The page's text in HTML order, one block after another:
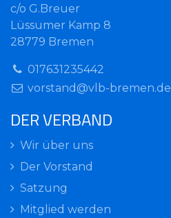
c/o G.Breuer
Lüssumer Kamp 8
28779 Bremen
017631235442
vorstand@vlb-bremen.de
DER VERBAND
Wir über uns
Der Vorstand
Satzung
Mitglied werden